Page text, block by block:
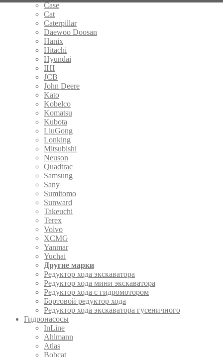
Case
Cat
Caterpillar
Daewoo Doosan
Hanix
Hitachi
Hyundai
IHI
JCB
John Deere
Kato
Kobelco
Komatsu
Kubota
LiuGong
Lonking
Mitsubishi
Neuson
Quadtrac
Samsung
Sany
Sumitomo
Sunward
Takeuchi
Terex
Volvo
XCMG
Yanmar
Yuchai
Другие марки
Редуктор хода экскаватора
Редуктор хода мини экскаватора
Редуктор хода с гидромотором
Бортовой редуктор хода
Редуктор хода экскаватора гусеничного
Гидронасосы
InLine
Ahlmann
Atlas
Bobcat